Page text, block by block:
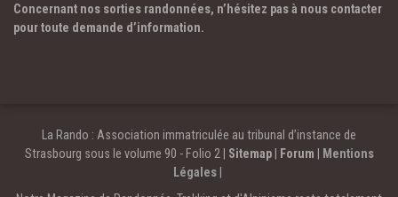
Concernant nos sorties randonnées, n’hésitez pas à nous contacter
pour toute demande d’information.
La Rando : Association immatriculée au tribunal d’instance de
Strasbourg sous le volume 90 - Folio 2 | Sitemap| Forum
Mentions
Légales